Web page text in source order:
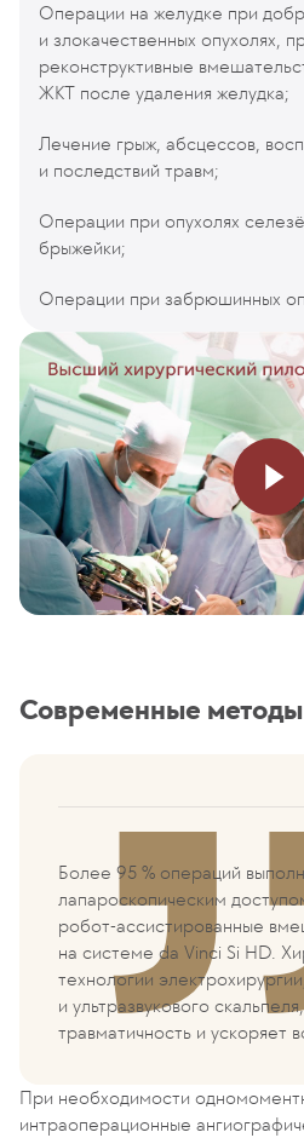
Операции на желудке при
и злокачественных опухолях,
реконструктивные
ЖКТ после удаления желудка;
Лечение грыж, абсцессов,
и последствий травм;
Операции при опухолях
брыжейки;
Операции при забрюшинных
Современные
Более 95 % операций
лапароскопическим
робот-ассистированные
на системе da Vinci Si HD.
технологии
и ультразвукового
травматичность и ускоряет
При необходимости
интраоперационные